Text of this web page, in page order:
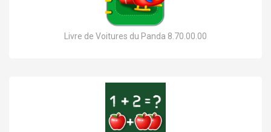
Livre de Voitures du Panda 8.70.00.00